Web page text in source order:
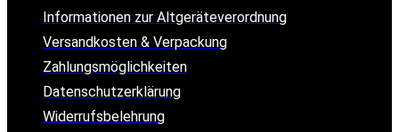
Informationen zur Altgeräteverordnung
Versandkosten & Verpackung
Zahlungsmöglichkeiten
Datenschutzerklärung
Widerrufsbelehrung